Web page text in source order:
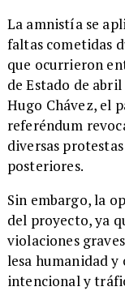
La amnistía se
faltas cometidas
que ocurrieron
de Estado de
Hugo Chávez, el
referéndum
diversas
posteriores.
Sin embargo, la
del proyecto, ya
violaciones
lesa humanidad
intencional y